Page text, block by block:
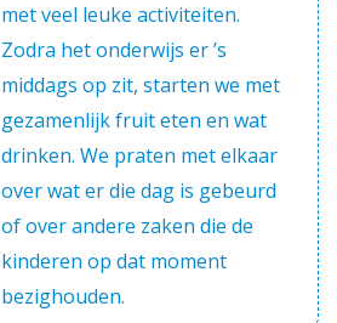
met veel leuke activiteiten.
Zodra het onderwijs er ’s
middags op zit, starten we met
gezamenlijk fruit eten en wat
drinken. We praten met elkaar
over wat er die dag is gebeurd
of over andere zaken die de
kinderen op dat moment
bezighouden.